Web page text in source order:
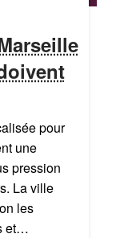
pour
une
pression
La ville
les
et…